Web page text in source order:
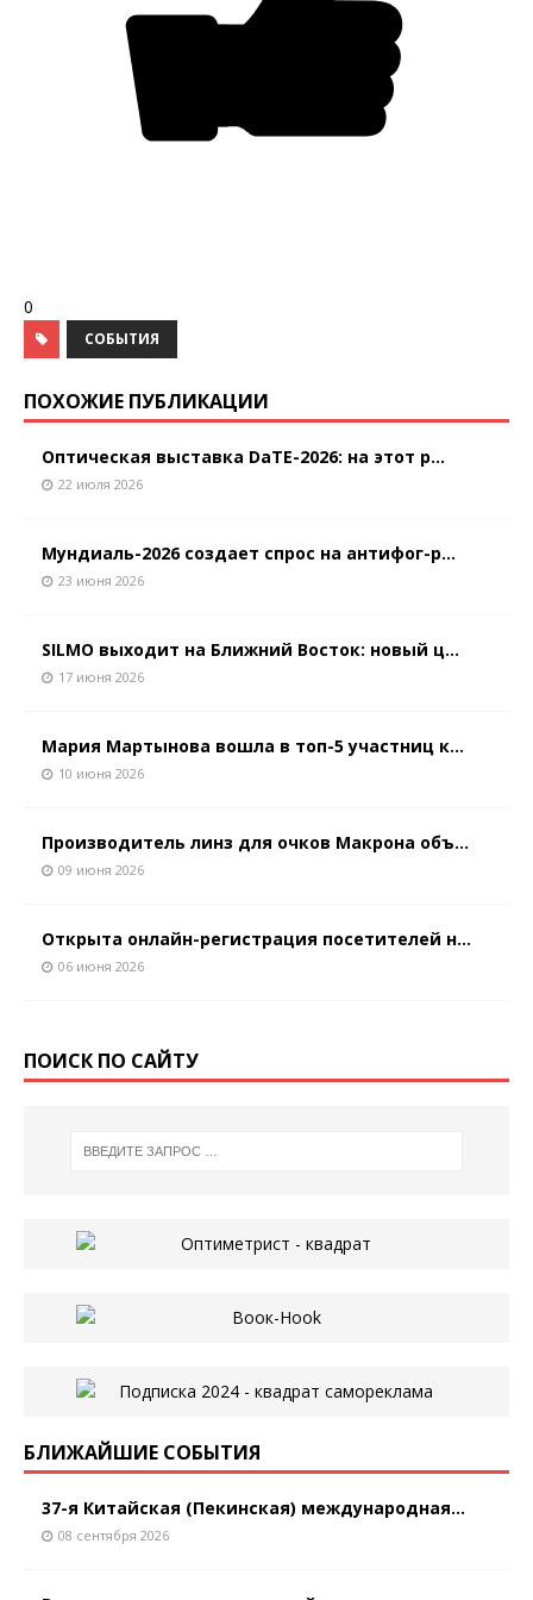
0
СОБЫТИЯ
ПОХОЖИЕ ПУБЛИКАЦИИ
Оптическая выставка DaTE-2026: на этот р...
22 июля 2026
Мундиаль-2026 создает спрос на антифог-р...
23 июня 2026
SILMO выходит на Ближний Восток: новый ц...
17 июня 2026
Мария Мартынова вошла в топ-5 участниц к...
10 июня 2026
Производитель линз для очков Макрона объ...
09 июня 2026
Открыта онлайн-регистрация посетителей н...
06 июня 2026
ПОИСК ПО САЙТУ
БЛИЖАЙШИЕ СОБЫТИЯ
37-я Китайская (Пекинская) международная...
08 сентября 2026